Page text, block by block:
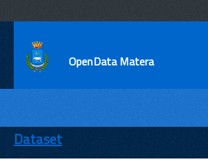
OpenData Matera
ENTI
TEMI
Dataset